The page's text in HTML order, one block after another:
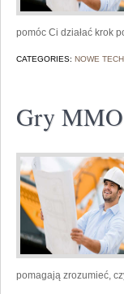
pomóc Ci działać krok
CATEGORIES: NOWE
Gry MMO
pomagają zrozumieć,